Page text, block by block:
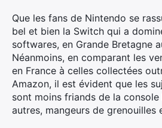
Que les fans de Nintendo se
bel et bien la Switch qui a
softwares, en Grande Bretagne
Néanmoins, en comparant les
en France à celles collectées
Amazon, il est évident que les
sont moins friands de la
autres, mangeurs de grenouilles